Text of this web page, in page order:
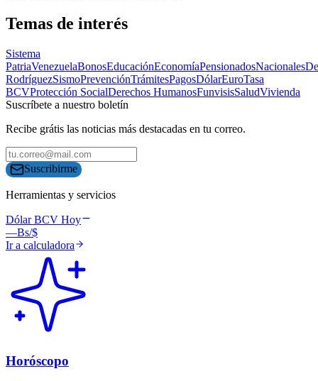
Temas de interés
Sistema
PatriaVenezuelaBonosEducaciónEconomíaPensionadosNacionales
RodríguezSismoPrevenciónTrámitesPagosDólarEuroTasa
BCVProtección SocialDerechos HumanosFunvisisSaludVivienda
Suscríbete a nuestro boletín
Recibe grátis las noticias más destacadas en tu correo.
Suscribirme
Herramientas y servicios
Dólar BCV Hoy
—Bs/$
Ir a calculadora
Horóscopo